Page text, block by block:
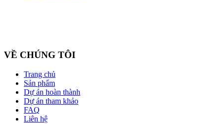
VỀ CHÚNG TÔI
Trang chủ
Sản phẩm
Dự án hoàn thành
Dự án tham khảo
FAQ
Liên hệ